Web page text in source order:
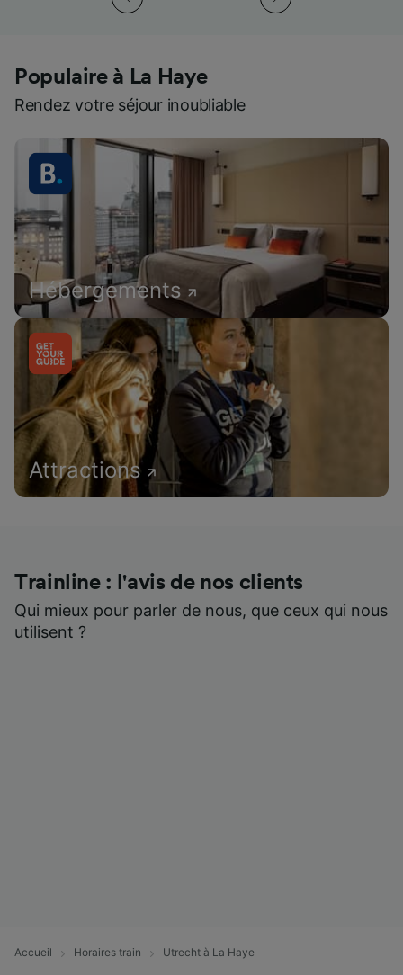
Populaire à La Haye
Rendez votre séjour inoubliable
Hébergements
Attractions
Trainline : l'avis de nos clients
Qui mieux pour parler de nous, que ceux qui nous
utilisent ?
Accueil Horaires train Utrecht à La Haye